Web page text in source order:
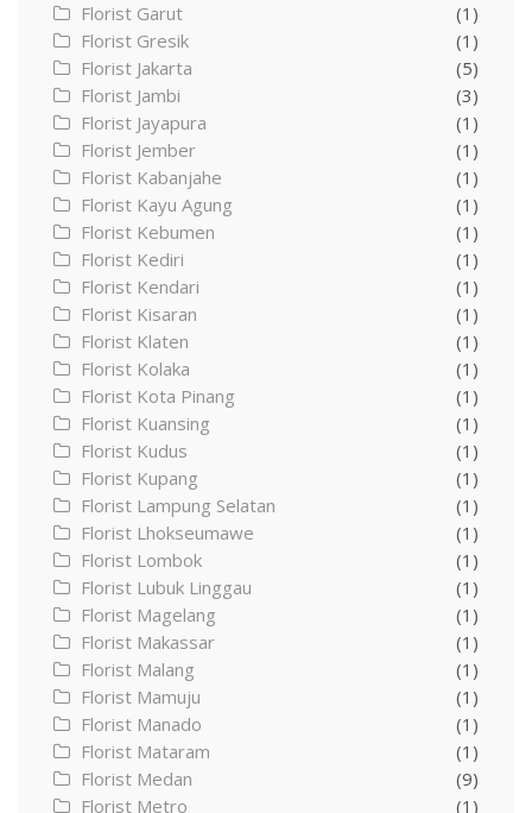
Florist Garut
(1)
Florist Gresik
(1)
Florist Jakarta
(5)
Florist Jambi
(3)
Florist Jayapura
(1)
Florist Jember
(1)
Florist Kabanjahe
(1)
Florist Kayu Agung
(1)
Florist Kebumen
(1)
Florist Kediri
(1)
Florist Kendari
(1)
Florist Kisaran
(1)
Florist Klaten
(1)
Florist Kolaka
(1)
Florist Kota Pinang
(1)
Florist Kuansing
(1)
Florist Kudus
(1)
Florist Kupang
(1)
Florist Lampung Selatan
(1)
Florist Lhokseumawe
(1)
Florist Lombok
(1)
Florist Lubuk Linggau
(1)
Florist Magelang
(1)
Florist Makassar
(1)
Florist Malang
(1)
Florist Mamuju
(1)
Florist Manado
(1)
Florist Mataram
(1)
Florist Medan
(9)
Florist Metro
(1)